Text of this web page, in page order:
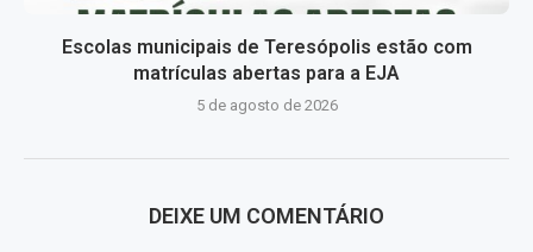
Escolas municipais de Teresópolis estão com
matrículas abertas para a EJA
5 de agosto de 2026
DEIXE UM COMENTÁRIO